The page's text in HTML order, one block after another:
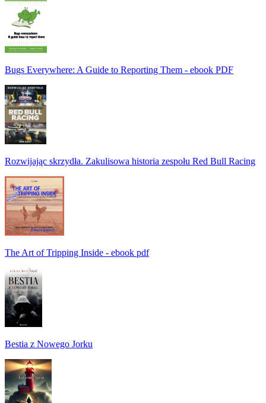
Bugs Everywhere: A Guide to Reporting Them - ebook PDF
Rozwijając skrzydła. Zakulisowa historia zespołu Red Bull Racing
The Art of Tripping Inside - ebook pdf
Bestia z Nowego Jorku